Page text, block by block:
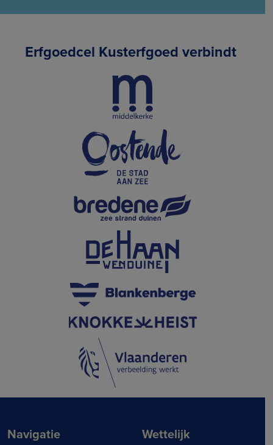
Erfgoedcel Kusterfgoed verbindt
Navigatie Wettelijk